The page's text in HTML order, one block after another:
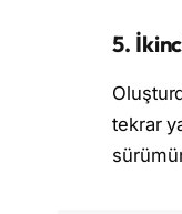
5.
tekrar